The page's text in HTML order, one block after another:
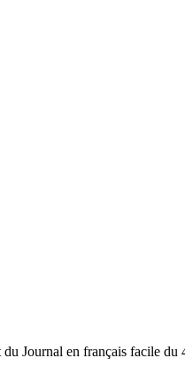
Journal en français facile du